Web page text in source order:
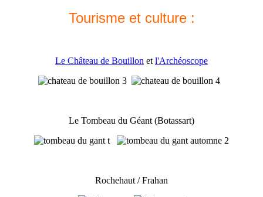
Tourisme et culture :
Le Château de Bouillon et l'Archéoscope
Le Tombeau du Géant (Botassart)
Rochehaut / Frahan